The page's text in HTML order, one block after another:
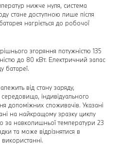
нижче нуля, система
стане доступною лише після
нагріється до робочої
згоряння потужністю 135
до 80 кВт. Електричний запас
батареї.
від стану заряду,
індивідуального
допоміжних споживачів. Указані
на найкращому зразку циклу
за навколишньої температури 23
та може відрізнятися в